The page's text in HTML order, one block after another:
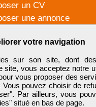
votre navigation
sur son site, dont
site, vous acceptez notre
vous proposer des
pouvez choisir de
Par ailleurs, vous
situé en bas de page.
un CV
une annonce